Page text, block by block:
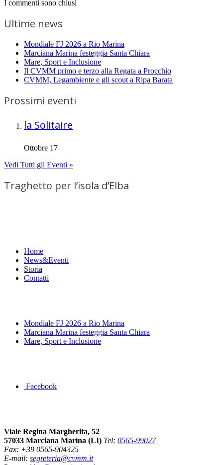
I commenti sono chiusi
Ultime news
Mondiale FJ 2026 a Rio Marina
Marciana Marina festeggia Santa Chiara
Mare, Sport e Inclusione
Il CVMM primo e terzo alla Regata a Procchio
CVMM, Legambiente e gli scout a Ripa Barata
Prossimi eventi
la Solitaire
Ottobre 17
Vedi Tutti gli Eventi »
Traghetto per l’isola d’Elba
Home
News&Eventi
Storia
Contatti
Mondiale FJ 2026 a Rio Marina
Marciana Marina festeggia Santa Chiara
Mare, Sport e Inclusione
Facebook
Viale Regina Margherita, 52
57033 Marciana Marina (LI) Tel: 0565-99027
Fax: +39 0565-904325
E-mail: segreteria@cvmm.it